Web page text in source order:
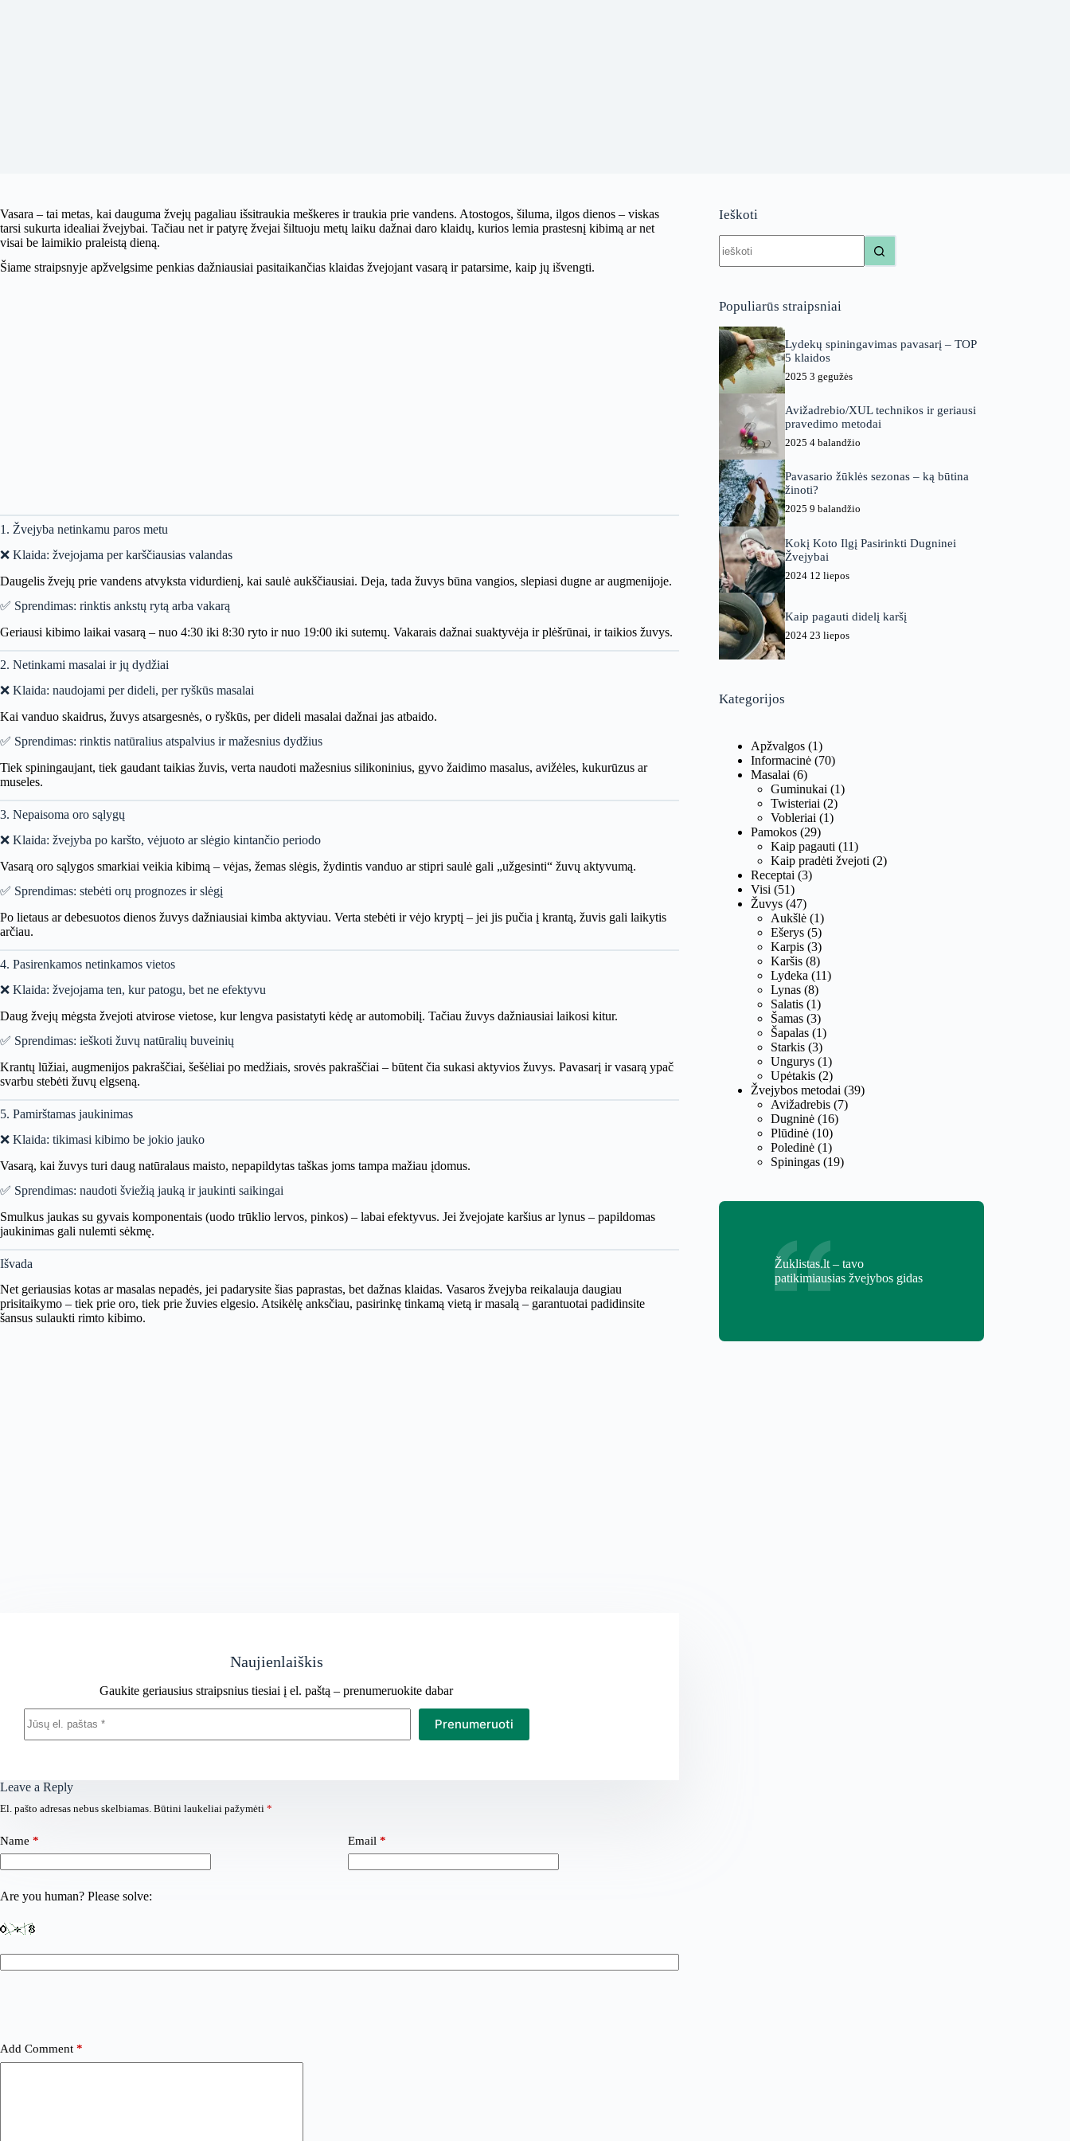
Vasara – tai metas, kai dauguma žvejų pagaliau išsitraukia meškeres ir traukia prie vandens. Atostogos, šiluma, ilgos dienos – viskas
tarsi sukurta idealiai žvejybai. Tačiau net ir patyrę žvejai šiltuoju metų laiku dažnai daro klaidų, kurios lemia prastesnį kibimą ar net
visai be laimikio praleistą dieną.
Šiame straipsnyje apžvelgsime penkias dažniausiai pasitaikančias klaidas žvejojant vasarą ir patarsime, kaip jų išvengti.
1. Žvejyba netinkamu paros metu
❌ Klaida: žvejojama per karščiausias valandas
Daugelis žvejų prie vandens atvyksta vidurdienį, kai saulė aukščiausiai. Deja, tada žuvys būna vangios, slepiasi dugne ar augmenijoje.
✅ Sprendimas: rinktis ankstų rytą arba vakarą
Geriausi kibimo laikai vasarą – nuo 4:30 iki 8:30 ryto ir nuo 19:00 iki sutemų. Vakarais dažnai suaktyvėja ir plėšrūnai, ir taikios žuvys.
2. Netinkami masalai ir jų dydžiai
❌ Klaida: naudojami per dideli, per ryškūs masalai
Kai vanduo skaidrus, žuvys atsargesnės, o ryškūs, per dideli masalai dažnai jas atbaido.
✅ Sprendimas: rinktis natūralius atspalvius ir mažesnius dydžius
Tiek spiningaujant, tiek gaudant taikias žuvis, verta naudoti mažesnius silikoninius, gyvo žaidimo masalus, avižėles, kukurūzus ar
museles.
3. Nepaisoma oro sąlygų
❌ Klaida: žvejyba po karšto, vėjuoto ar slėgio kintančio periodo
Vasarą oro sąlygos smarkiai veikia kibimą – vėjas, žemas slėgis, žydintis vanduo ar stipri saulė gali „užgesinti“ žuvų aktyvumą.
✅ Sprendimas: stebėti orų prognozes ir slėgį
Po lietaus ar debesuotos dienos žuvys dažniausiai kimba aktyviau. Verta stebėti ir vėjo kryptį – jei jis pučia į krantą, žuvis gali laikytis
arčiau.
4. Pasirenkamos netinkamos vietos
❌ Klaida: žvejojama ten, kur patogu, bet ne efektyvu
Daug žvejų mėgsta žvejoti atvirose vietose, kur lengva pasistatyti kėdę ar automobilį. Tačiau žuvys dažniausiai laikosi kitur.
✅ Sprendimas: ieškoti žuvų natūralių buveinių
Krantų lūžiai, augmenijos pakraščiai, šešėliai po medžiais, srovės pakraščiai – būtent čia sukasi aktyvios žuvys. Pavasarį ir vasarą ypač
svarbu stebėti žuvų elgseną.
5. Pamirštamas jaukinimas
❌ Klaida: tikimasi kibimo be jokio jauko
Vasarą, kai žuvys turi daug natūralaus maisto, nepapildytas taškas joms tampa mažiau įdomus.
✅ Sprendimas: naudoti šviežią jauką ir jaukinti saikingai
Smulkus jaukas su gyvais komponentais (uodo trūklio lervos, pinkos) – labai efektyvus. Jei žvejojate karšius ar lynus – papildomas
jaukinimas gali nulemti sėkmę.
Išvada
Net geriausias kotas ar masalas nepadės, jei padarysite šias paprastas, bet dažnas klaidas. Vasaros žvejyba reikalauja daugiau
prisitaikymo – tiek prie oro, tiek prie žuvies elgesio. Atsikėlę anksčiau, pasirinkę tinkamą vietą ir masalą – garantuotai padidinsite
šansus sulaukti rimto kibimo.
Naujienlaiškis
Gaukite geriausius straipsnius tiesiai į el. paštą – prenumeruokite dabar
Prenumeruoti
Leave a Reply
El. pašto adresas nebus skelbiamas. Būtini laukeliai pažymėti *
Name * Email *
Are you human? Please solve:
Add Comment *
Ieškoti
results
Populiarūs straipsniai
Lydekų spiningavimas pavasarį – TOP
5 klaidos
2025 3 gegužės
Avižadrebio/XUL technikos ir geriausi
pravedimo metodai
2025 4 balandžio
Pavasario žūklės sezonas – ką būtina
žinoti?
2025 9 balandžio
Kokį Koto Ilgį Pasirinkti Dugninei
Žvejybai
2024 12 liepos
Kaip pagauti didelį karšį
2024 23 liepos
Kategorijos
Apžvalgos(1)
Informacinė(70)
Masalai (6)
Guminukai (1)
Twisteriai (2)
Vobleriai (1)
Pamokos(29)
Kaip pagauti (11)
Kaip pradėti žvejoti (2)
Receptai (3)
Visi (51)
Žuvys(47)
Aukšlė(1)
Ešerys(5)
Karpis(3)
Karšis(8)
Lydeka (11)
Lynas(8)
Salatis(1)
Šamas(3)
Šapalas(1)
Starkis(3)
Ungurys(1)
Upėtakis(2)
Žvejybos metodai (39)
Avižadrebis(7)
Dugninė(16)
Plūdinė(10)
Poledinė(1)
Spiningas(19)
Žuklistas.lt – tavo
patikimiausias žvejybos gidas